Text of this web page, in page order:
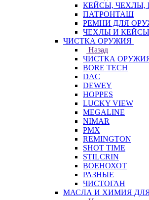
КЕЙСЫ, ЧЕХЛЫ,
ПАТРОНТАШ
РЕМНИ ДЛЯ
ЧЕХЛЫ И КЕЙСЫ
ЧИСТКА ОРУЖИЯ
Назад
ЧИСТКА
BORE TECH
DAC
DEWEY
HOPPES
LUCKY VIEW
MEGALINE
NIMAR
PMX
REMINGTON
SHOT TIME
STILCRIN
ВОЕНОХОТ
РАЗНЫЕ
ЧИСТОГАН
МАСЛА И ХИМИЯ